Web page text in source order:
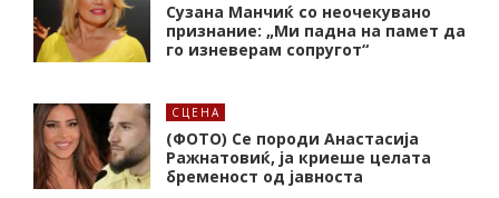
Сузана Манчиќ со неочекувано
признание: „Ми падна на памет да
го изневерам сопругот“
СЦЕНА
(ФОТО) Се породи Анастасија
Ражнатовиќ, ја криеше целата
бременост од јавноста